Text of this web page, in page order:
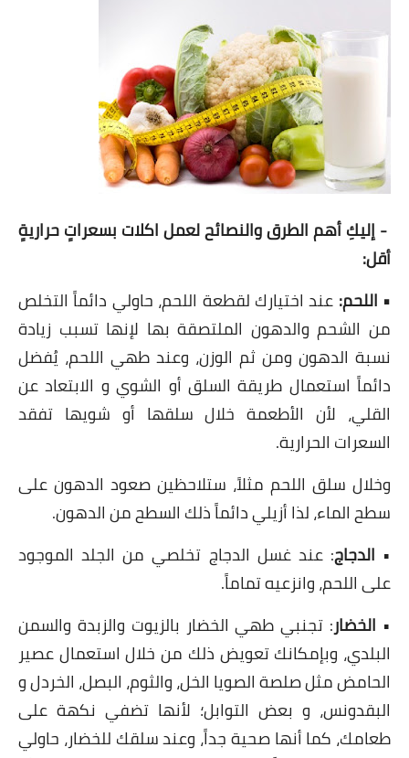
أطباق بحرية
وصفات حصرية
وصفات فيديو
الجمال والريجيم
العناية بالبشرة
أطباق عيد الأضحي
حلا الأعياد
سحور رمضان
مشروبات
مواضيع ست البيت
قصص مطبخ مصورة
كُتب وصفات مجاني
الطهاة العرب
- إليكِ أهم الطرق والنصائح لعمل اكلات بسعراتٍ حراريةٍ
أقل:
• اللحم: عند اختيارك لقطعة اللحم، حاولي دائماً التخلص
من الشحم والدهون الملتصقة بها لإنها تسبب زيادة
نسبة الدهون ومن ثم الوزن، وعند طهي اللحم، يُفضل
دائماً استعمال طريقة السلق أو الشوي و الابتعاد عن
القلي، لأن الأطعمة خلال سلقها أو شويها تفقد
السعرات الحرارية.
وخلال سلق اللحم مثلاً، ستلاحظين صعود الدهون على
سطح الماء، لذا أزيلي دائماً ذلك السطح من الدهون.
• الدجاج: عند غسل الدجاج تخلصي من الجلد الموجود
على اللحم، وانزعيه تماماً.
• الخضار: تجنبي طهي الخضار بالزيوت والزبدة والسمن
البلدي، وبإمكانك تعويض ذلك من خلال استعمال عصير
الحامض مثل صلصة الصويا الخل، والثوم، البصل، الخردل و
البقدونس، و بعض التوابل؛ لأنها تضفي نكهة على
طعامك، كما أنها صحية جداً، وعند سلقك للخضار، حاولي